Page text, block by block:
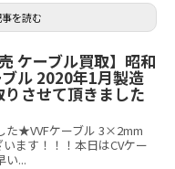
を読む
ケーブル買取】昭和
ル 2020年1月製造
させて頂きました
た★VVFケーブル 3×2mm
ます！！！本日はCVケー
い...